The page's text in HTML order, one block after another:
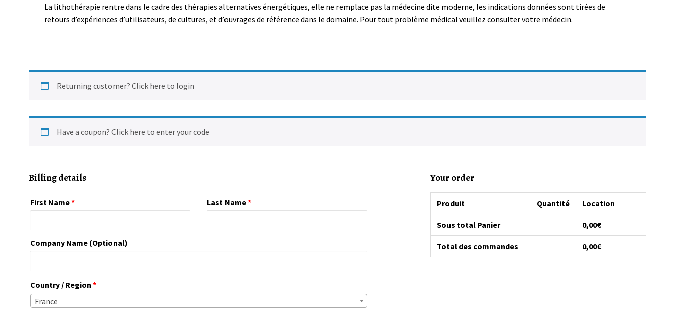
La lithothérapie rentre dans le cadre des thérapies alternatives énergétiques, elle ne remplace pas la médecine dite moderne, les indications données sont tirées de
retours d’expériences d’utilisateurs, de cultures, et d’ouvrages de référence dans le domaine. Pour tout problème médical veuillez consulter votre médecin.
Returning customer? Click here to login
Have a coupon? Click here to enter your code
Billing details
First Name* Last Name*
Company Name (optional)
Country / Region *
France
Your order
Produit Quantité Location
Sous total Panier 0,00€
Total des commandes 0,00€